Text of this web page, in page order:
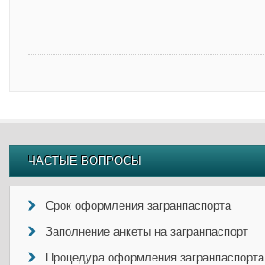
ЧАСТЫЕ ВОПРОСЫ
Срок оформления загранпаспорта
Заполнение анкеты на загранпаспорт
Процедура оформления загранпаспорта